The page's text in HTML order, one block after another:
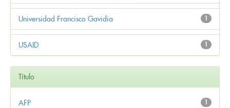
1
Universidad Francisco Gavidia
1
USAID
Título
1
AFP